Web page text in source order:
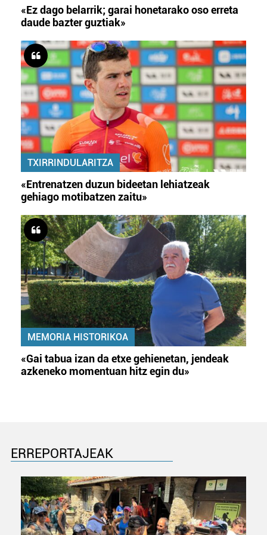
«Ez dago belarrik; garai honetarako oso erreta
daude bazter guztiak»
TXIRRINDULARITZA
«Entrenatzen duzun bideetan lehiatzeak
gehiago motibatzen zaitu»
MEMORIA HISTORIKOA
«Gai tabua izan da etxe gehienetan, jendeak
azkeneko momentuan hitz egin du»
ERREPORTAJEAK